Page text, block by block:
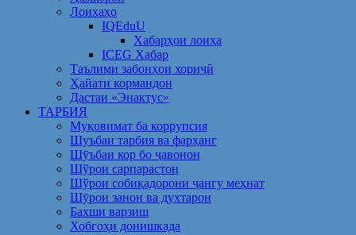
Лоихаҳо
IQEduU
Хабарҳои лоиҳа
ICEG Хабар
Таълими забонҳои хориҷӣ
Ҳайати кормандон
Дастаи «Энактус»
ТАРБИЯ
Муқовимат ба коррупсия
Шуъбаи тарбия ва фарҳанг
Шӯъбаи кор бо ҷавонон
Шўрои сарпарастон
Шўрои собиқадорони ҷангу меҳнат
Шӯрои занон ва духтарон
Бахши варзиш
Хобгоҳи донишкада